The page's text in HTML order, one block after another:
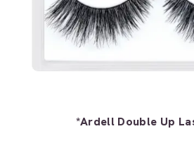
*Ardell Double Up